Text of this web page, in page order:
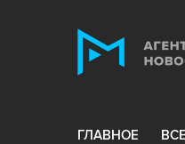
ГЛАВНОЕ